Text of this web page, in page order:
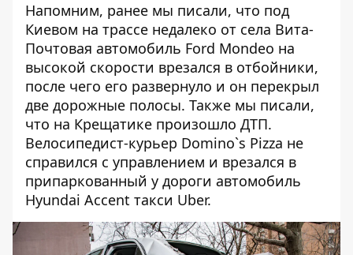
Напомним, ранее мы писали, что под
Киевом на трассе недалеко от села Вита-
Почтовая автомобиль Ford Mondeo на
высокой скорости врезался в отбойники,
после чего его развернуло и он перекрыл
две дорожные полосы. Также мы писали,
что на Крещатике произошло ДТП.
Велосипедист-курьер Domino`s Pizza не
справился с управлением и врезался в
припаркованный у дороги автомобиль
Hyundai Accent такси Uber.